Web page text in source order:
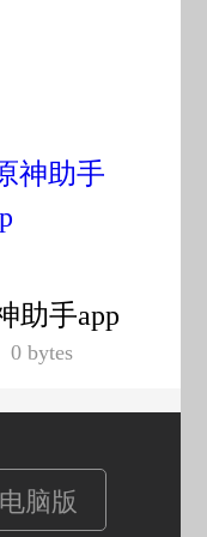
助手app
0 bytes
电脑版